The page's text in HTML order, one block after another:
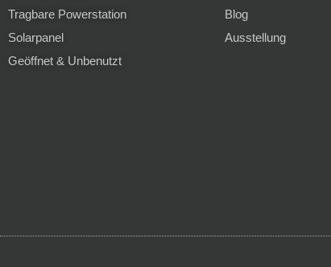
Tragbare Powerstation
Solarpanel
Geöffnet & Unbenutzt
Blog
Ausstellung